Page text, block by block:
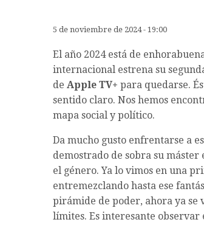
5 de noviembre de 2024 - 19:00
El año 2024 está de
internacional estrena su
de Apple TV+ para quedarse.
sentido claro. Nos hemos
mapa social y político.
Da mucho gusto enfrentarse a
demostrado de sobra su
el género. Ya lo vimos en una
entremezclando hasta ese
pirámide de poder, ahora ya se
límites. Es interesante observar